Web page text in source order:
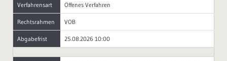
Verfahrensart Offenes Verfahren
Rechtsrahmen VOB
Abgabefrist 25.08.2026 10:00